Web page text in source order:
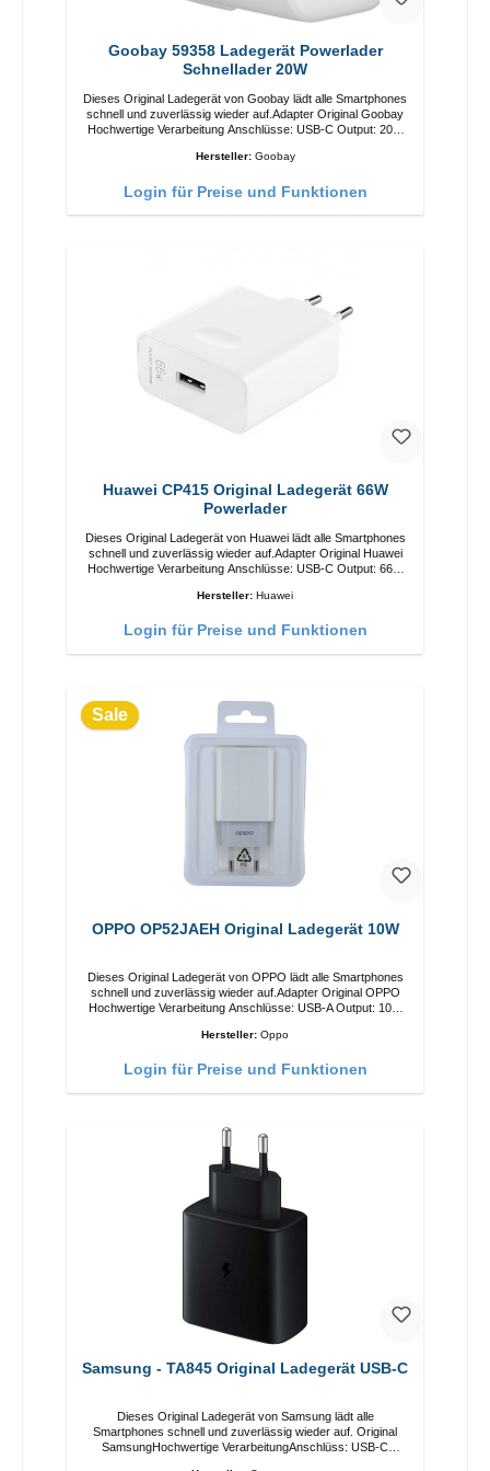
Goobay 59358 Ladegerät Powerlader
Schnellader 20W
Dieses Original Ladegerät von Goobay lädt alle Smartphones
schnell und zuverlässig wieder auf.Adapter Original Goobay
Hochwertige Verarbeitung Anschlüsse: USB-C Output: 20W
Hersteller: Goobay
Login für Preise und Funktionen
Huawei CP415 Original Ladegerät 66W
Powerlader
Dieses Original Ladegerät von Huawei lädt alle Smartphones
schnell und zuverlässig wieder auf.Adapter Original Huawei
Hochwertige Verarbeitung Anschlüsse: USB-C Output: 66W
Hersteller: Huawei
Login für Preise und Funktionen
Sale
OPPO OP52JAEH Original Ladegerät 10W
Dieses Original Ladegerät von OPPO lädt alle Smartphones
schnell und zuverlässig wieder auf.Adapter Original OPPO
Hochwertige Verarbeitung Anschlüsse: USB-A Output: 10W
Hersteller: Oppo
Login für Preise und Funktionen
Samsung - TA845 Original Ladegerät USB-C
Dieses Original Ladegerät von Samsung lädt alle
Smartphones schnell und zuverlässig wieder auf. Original
SamsungHochwertige VerarbeitungAnschlüss: USB-C